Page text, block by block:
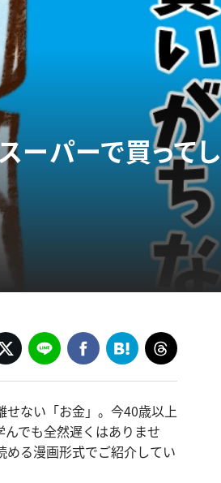
ーパーで買って
ない「お金」。今40歳以上
でも全然遅くはありませ
る漫画形式でご紹介してい